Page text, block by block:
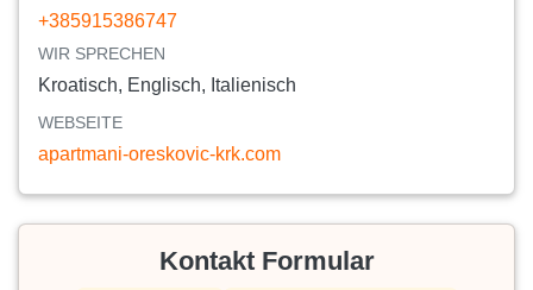
+385915386747
WIR SPRECHEN
Kroatisch, Englisch, Italienisch
WEBSEITE
apartmani-oreskovic-krk.com
Kontakt Formular